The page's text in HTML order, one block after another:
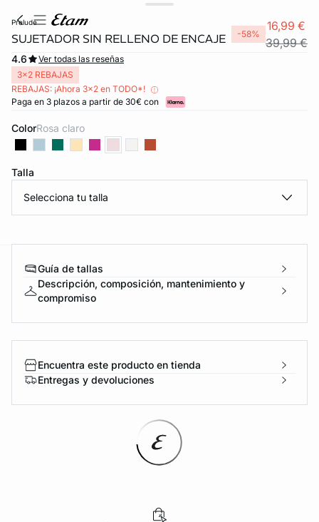
prelude
SUJETADOR SIN RELLENO DE ENCAJE -58%
16,99 €
39,99 €
4.6
Ver todas las reseñas
3x2 REBAJAS
REBAJAS: ¡Ahora 3x2 en TODO*!
Paga en 3 plazos a partir de 30€ con
Color rosa claro
Talla
Selecciona tu talla
Guía de tallas
Descripción, composición, mantenimiento y
compromiso
Encuentra este producto en tienda
Entregas y devoluciones